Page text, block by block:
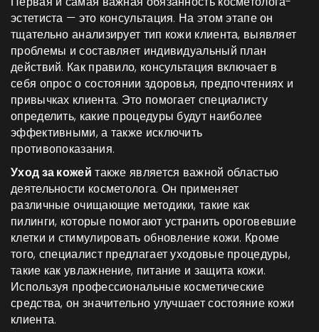
эстетиста — это консультация. На этом этапе он
тщательно анализирует тип кожи клиента, выявляет
проблемы и составляет индивидуальный план
действий. Как правило, консультация включает в
себя опрос о состоянии здоровья, предпочтениях и
привычках клиента. Это помогает специалисту
определить, какие процедуры будут наиболее
эффективными, а также исключить
противопоказания.
Уход за кожей также является важной областью
деятельности косметолога. Он применяет
различные очищающие методики, такие как
пилинги, которые помогают устранить ороговевшие
клетки и стимулировать обновление кожи. Кроме
того, специалист предлагает уходовые процедуры,
такие как увлажнение, питание и защита кожи.
Используя профессиональные косметические
средства, он значительно улучшает состояние кожи
клиента.